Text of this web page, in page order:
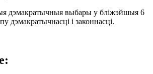
дэмакратычныя выбары у бліжэйшыя 6
дэмакратычнасці і законнасці.